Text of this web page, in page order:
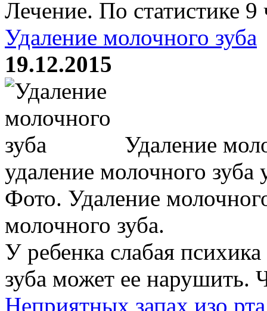
Лечение. По статистике 9
Удаление молочного зуба
19.12.2015
Удаление
удаление молочного зуба
Фото. Удаление
молочного зуба.
У ребенка слабая
зуба может ее нарушить.
Неприятных запах изо